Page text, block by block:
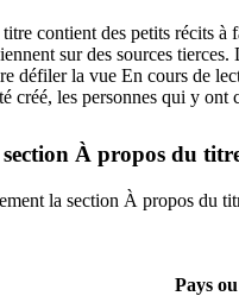
contient des petits récits à
sur des sources
défiler la vue En cours de
créé, les personnes qui y
À propos du
la section À propos du
Pays